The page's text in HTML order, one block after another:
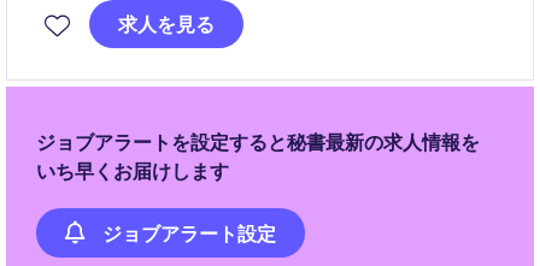
求人を見る
ジョブアラートを設定すると秘書最新の求人情報を
いち早くお届けします
ジョブアラート設定